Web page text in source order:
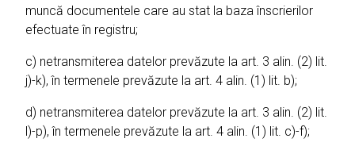
muncă documentele care au stat la baza înscrierilor
efectuate în registru;
c) netransmiterea datelor prevăzute la art. 3 alin. (2) lit.
j)-k), în termenele prevăzute la art. 4 alin. (1) lit. b);
d) netransmiterea datelor prevăzute la art. 3 alin. (2) lit.
l)-p), în termenele prevăzute la art. 4 alin. (1) lit. c)-f);